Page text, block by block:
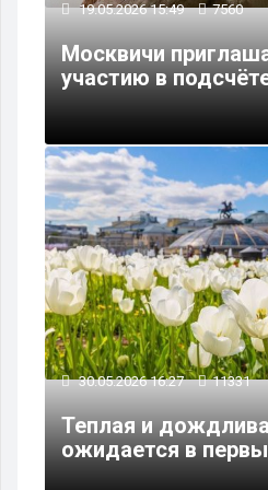
19.05.2026 15:49 7560
Москвичи
участию в
30.05.2026 16:27 11331
Теплая и
ожидается в